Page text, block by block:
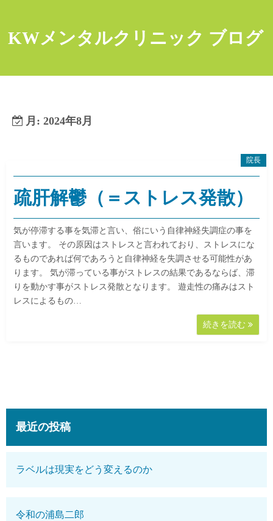
KWメンタルクリニック ブログ
月: 2024年8月
疏肝解鬱（＝ストレス発散）
気が停滞する事を気滞と言い、俗にいう自律神経失調症の事を
言います。 その原因はストレスと言われており、ストレスにな
るものであれば何であろうと自律神経を失調させる可能性があ
ります。 気が滞っている事がストレスの結果であるならば、滞
りを動かす事がストレス発散となります。 遊走性の痛みはスト
レスによるもの…
続きを読む
院長
最近の投稿
ラベルは現実をどう変えるのか
令和の浦島二郎